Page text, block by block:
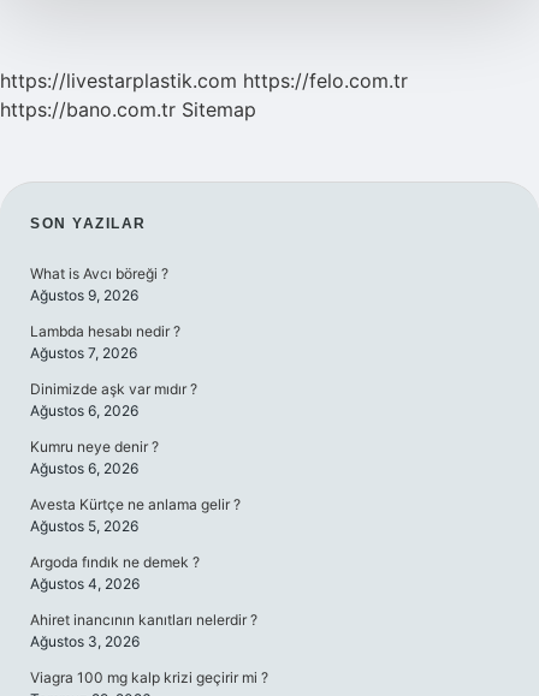
https://livestarplastik.com https://felo.com.tr
https://bano.com.tr Sitemap
SIDEBAR
SON YAZILAR
What is Avcı böreği ?
Ağustos 9, 2026
Lambda hesabı nedir ?
Ağustos 7, 2026
Dinimizde aşk var mıdır ?
Ağustos 6, 2026
Kumru neye denir ?
Ağustos 6, 2026
Avesta Kürtçe ne anlama gelir ?
Ağustos 5, 2026
Argoda fındık ne demek ?
Ağustos 4, 2026
Ahiret inancının kanıtları nelerdir ?
Ağustos 3, 2026
Viagra 100 mg kalp krizi geçirir mi ?